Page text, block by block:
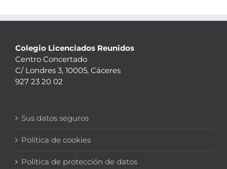
Colegio Licenciados Reunidos
Centro Concertado
C/ Londres 3, 10005, Cáceres
927 23 20 02
Sus datos seguros
Política de cookies
Política de protección de datos